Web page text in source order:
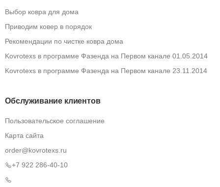
Выбор ковра для дома
Приводим ковер в порядок
Рекомендации по чистке ковра дома
Kovrotexs в программе Фазенда на Первом канале 01.05.2014
Kovrotexs в программе Фазенда на Первом канале 23.11.2014
Обслуживание клиентов
Пользовательское соглашение
Карта сайта
order@kovrotexs.ru
+7 922 286-40-10